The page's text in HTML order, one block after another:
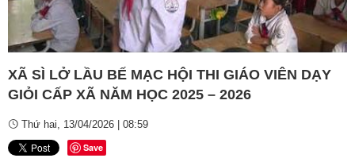
Video
XÃ SÌ LỞ LẦU BẾ MẠC HỘI THI GIÁO VIÊN DẠY
GIỎI CẤP XÃ NĂM HỌC 2025 – 2026
Thứ hai, 13/04/2026 | 08:59
Save